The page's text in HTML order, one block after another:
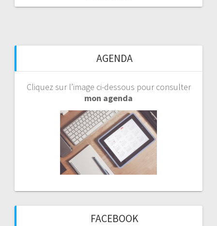
AGENDA
Cliquez sur l’image ci-dessous pour consulter
mon agenda
FACEBOOK